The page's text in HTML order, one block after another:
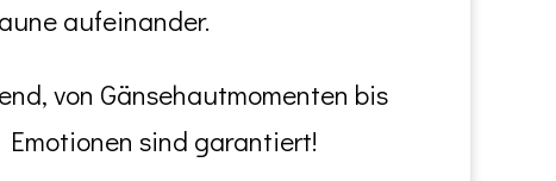
aufeinander.
von Gänsehautmomenten bis
sind garantiert!